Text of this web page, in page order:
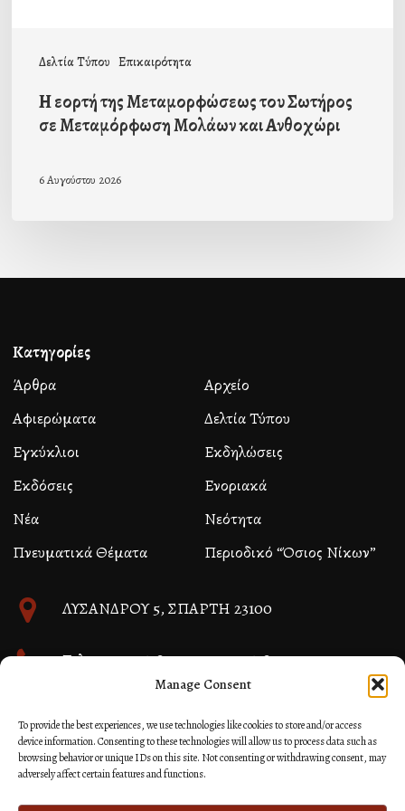
Manage Consent
To provide the best experiences, we use technologies like cookies to store and/or access
device information. Consenting to these technologies will allow us to process data such as
browsing behavior or unique IDs on this site. Not consenting or withdrawing consent, may
adversely affect certain features and functions.
Δελτία Τύπου Επικαιρότητα
Η εορτή της Μεταμορφώσεως του Σωτήρος
σε Μεταμόρφωση Μολάων και Ανθοχώρι
6 Αυγούστου 2026
Κατηγορίες
Άρθρα
Αρχείο
Αφιερώματα
Δελτία Τύπου
Εγκύκλιοι
Εκδηλώσεις
Εκδόσεις
Ενοριακά
Νέα
Νεότητα
Πνευματικά Θέματα
Περιοδικό “Όσιος Νίκων”
ΛΥΣΑΝΔΡΟΥ 5, ΣΠΑΡΤΗ 23100
Τηλ. 27310 26580 και 27310 26581